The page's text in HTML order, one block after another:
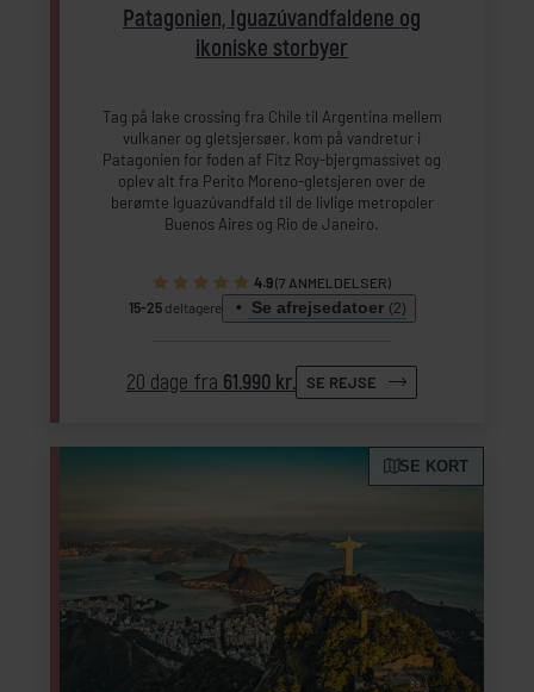
Patagonien, Iguazúvandfaldene og
ikoniske storbyer
Tag på lake crossing fra Chile til Argentina mellem
vulkaner og gletsjersøer, kom på vandretur i
Patagonien for foden af Fitz Roy-bjergmassivet og
oplev alt fra Perito Moreno-gletsjeren over de
berømte Iguazúvandfald til de livlige metropoler
Buenos Aires og Rio de Janeiro.
4.9(7 ANMELDELSER)
15-25deltagere Se afrejsedatoer (2)
20 dage fra 61.990 kr. SE REJSE
SE KORT